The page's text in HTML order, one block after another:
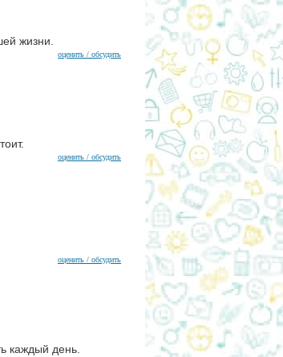
жизни.
оценить / обсудить
оценить / обсудить
оценить / обсудить
каждый день.